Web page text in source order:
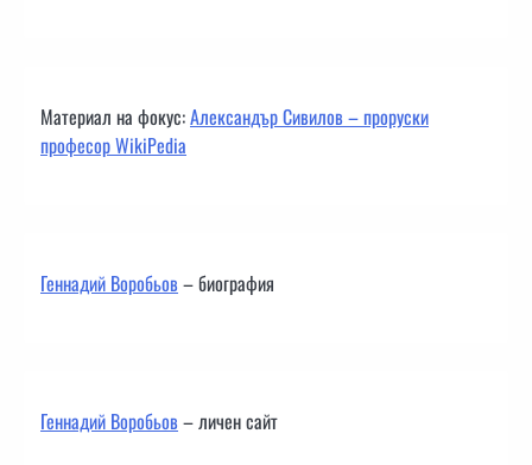
Материал на фокус:Александър Сивилов – проруски
професор WikiPedia
Геннадий Воробьов– биография
Геннадий Воробьов– личен сайт